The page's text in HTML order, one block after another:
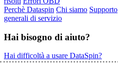
Perchè Dataspin Chi siamo Supporto
generali di servizio
Hai bisogno di aiuto?
Hai difficoltà a usare DataSpin?